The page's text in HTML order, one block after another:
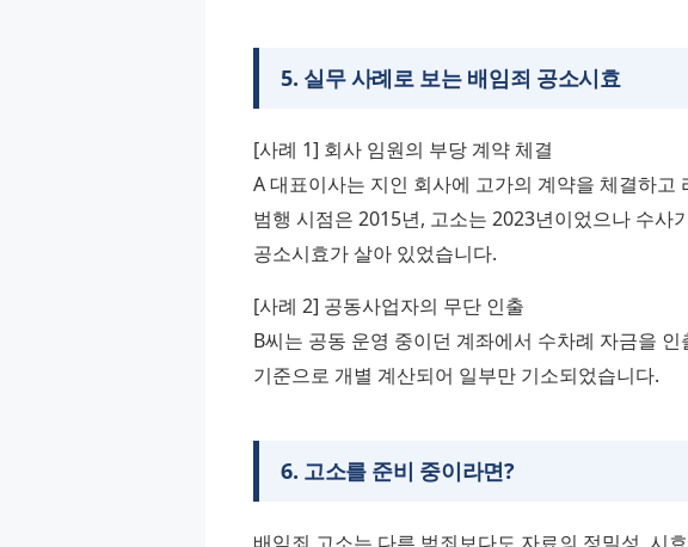
5. 실무 사례로 보는 배임죄 공소시효
[사례 1] 회사 임원의 부당 계약 체결
A 대표이사는 지인 회사에 고가의 계약을 체결하
범행 시점은 2015년, 고소는 2023년이었으나 수사
공소시효가 살아 있었습니다.
[사례 2] 공동사업자의 무단 인출
B씨는 공동 운영 중이던 계좌에서 수차례 자금을
기준으로 개별 계산되어 일부만 기소되었습니다.
6. 고소를 준비 중이라면?